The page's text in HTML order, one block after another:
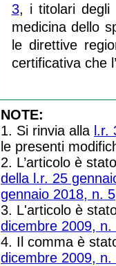
3, i titolari degli
medicina dello
le direttive
certificativa che
NOTE:
1. Si rinvia alla l.r.
le presenti
2. L’articolo è
della l.r. 25
gennaio 2018, n. 5
3. L'articolo è
dicembre 2009, n.
4. Il comma è
dicembre 2009, n.